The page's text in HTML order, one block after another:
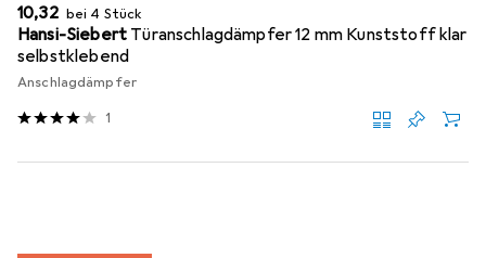
EUR
10,32 bei 4 Stück
Hansi-Siebert Türanschlagdämpfer 12 mm Kunststoff klar
selbstklebend
Anschlagdämpfer
1